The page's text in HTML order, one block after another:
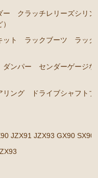
ンダー クラッチレリ
）
ルジョイント アー
ー クラッチレリーズシリン
ット ラックブーツ ラック
ンパー センダーゲージな
リング ドライブシャフトブ
JZX91 JZX93 GX90 SX90